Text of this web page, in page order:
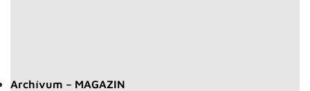
Archívum – MAGAZIN